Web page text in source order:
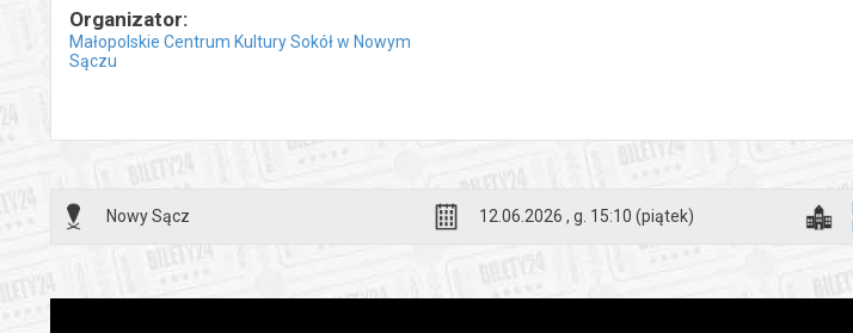
Organizator:
Małopolskie Centrum Kultury Sokół w Nowym
Sączu
Nowy Sącz 12.06.2026 , g. 15:10 (piątek)